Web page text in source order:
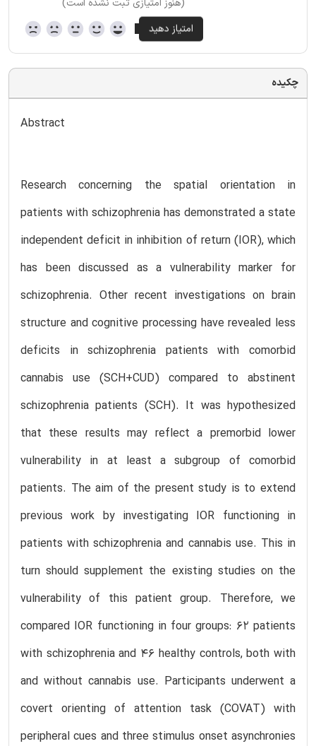
چکیده
Abstract
Research concerning the spatial orientation in
patients with schizophrenia has demonstrated a state
independent deficit in inhibition of return (IOR), which
has been discussed as a vulnerability marker for
schizophrenia. Other recent investigations on brain
structure and cognitive processing have revealed less
deficits in schizophrenia patients with comorbid
cannabis use (SCH+CUD) compared to abstinent
schizophrenia patients (SCH). It was hypothesized
that these results may reflect a premorbid lower
vulnerability in at least a subgroup of comorbid
patients. The aim of the present study is to extend
previous work by investigating IOR functioning in
patients with schizophrenia and cannabis use. This in
turn should supplement the existing studies on the
vulnerability of this patient group. Therefore, we
compared IOR functioning in four groups: 62 patients
with schizophrenia and 46 healthy controls, both with
and without cannabis use. Participants underwent a
covert orienting of attention task (COVAT) with
peripheral cues and three stimulus onset asynchronies